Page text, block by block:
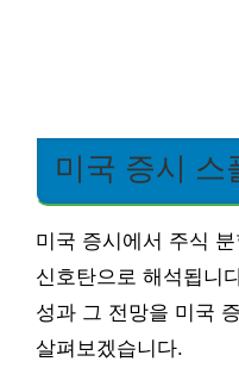
미국 증시 스
미국 증시에서 주식
신호탄으로 해석됩니
성과 그 전망을 미국
살펴보겠습니다.